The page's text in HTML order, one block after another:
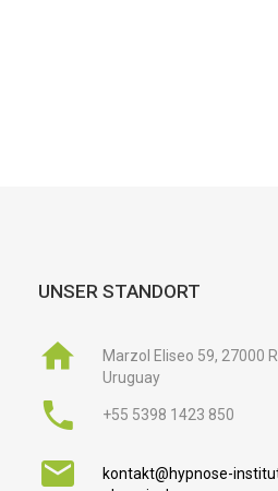
UNSER STANDORT
Marzol Eliseo 59, 27000
Uruguay
+55 5398 1423 850
kontakt@hypnose-